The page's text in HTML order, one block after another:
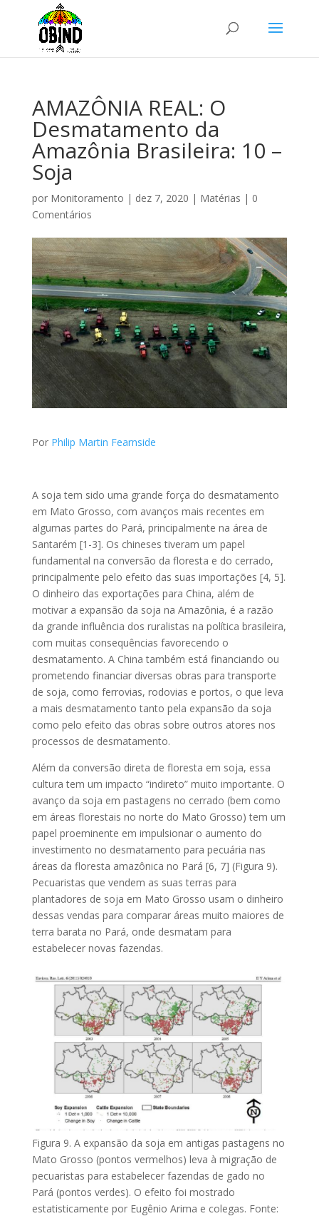
AMAZÔNIA REAL: O
Desmatamento da
Amazônia Brasileira: 10 –
Soja
por Monitoramento | dez 7, 2020 | Matérias | 0
Comentários
Por Philip Martin Fearnside
A soja tem sido uma grande força do desmatamento
em Mato Grosso, com avanços mais recentes em
algumas partes do Pará, principalmente na área de
Santarém [1-3]. Os chineses tiveram um papel
fundamental na conversão da floresta e do cerrado,
principalmente pelo efeito das suas importações [4, 5].
O dinheiro das exportações para China, além de
motivar a expansão da soja na Amazônia, é a razão
da grande influência dos ruralistas na política brasileira,
com muitas consequências favorecendo o
desmatamento. A China também está financiando ou
prometendo financiar diversas obras para transporte
de soja, como ferrovias, rodovias e portos, o que leva
a mais desmatamento tanto pela expansão da soja
como pelo efeito das obras sobre outros atores nos
processos de desmatamento.
Além da conversão direta de floresta em soja, essa
cultura tem um impacto “indireto” muito importante. O
avanço da soja em pastagens no cerrado (bem como
em áreas florestais no norte do Mato Grosso) tem um
papel proeminente em impulsionar o aumento do
investimento no desmatamento para pecuária nas
áreas da floresta amazônica no Pará [6, 7] (Figura 9).
Pecuaristas que vendem as suas terras para
plantadores de soja em Mato Grosso usam o dinheiro
dessas vendas para comparar áreas muito maiores de
terra barata no Pará, onde desmatam para
estabelecer novas fazendas.
Figura 9. A expansão da soja em antigas pastagens no
Mato Grosso (pontos vermelhos) leva à migração de
pecuaristas para estabelecer fazendas de gado no
Pará (pontos verdes). O efeito foi mostrado
estatisticamente por Eugênio Arima e colegas. Fonte: